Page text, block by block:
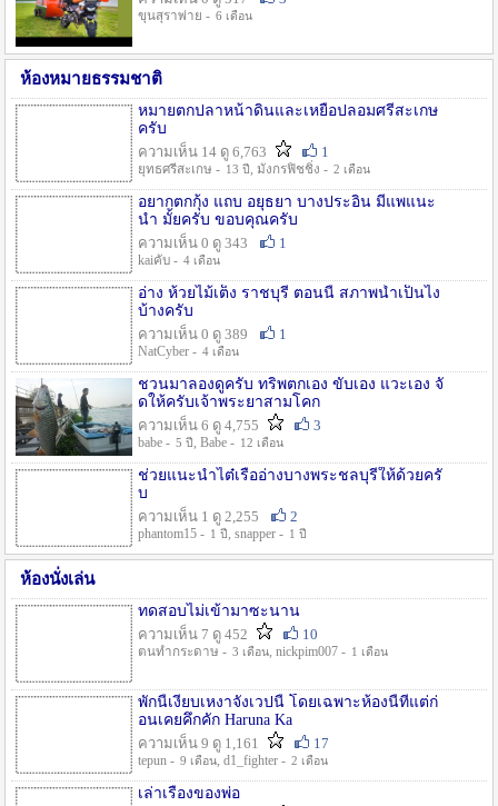
ขุนสุราพ่าย - 6 เดือน
ห้องหมายธรรมชาติ
หมายตกปลาหน้าดินและเหยื่อปลอมศรีสะเกษ
ครับ
ความเห็น 14 ดู 6,763
1
ยุทธศรีสะเกษ - 13 ปี , มังกรฟิชชิ่ง - 2 เดือน
อยากตกกุ้ง แถบ อยุธยา บางประอิน มีแพแนะ
นำ มั้ยครับ ขอบคุณครับ
ความเห็น 0 ดู 343
1
kaiคับ - 4 เดือน
อ่าง ห้วยไม้เต็ง ราชบุรี ตอนนี้ สภาพน้ำเป็นไง
บ้างครับ
ความเห็น 0 ดู 389
1
NatCyber - 4 เดือน
ชวนมาลองดูครับ ทริพตกเอง ขับเอง แวะเอง จั
ดให้ครับเจ้าพระยาสามโคก
ความเห็น 6 ดู 4,755
3
babe - 5 ปี , Babe - 12 เดือน
ช่วยแนะนำไต๋เรืออ่างบางพระชลบุรีให้ด้วยครั
บ
ความเห็น 1 ดู 2,255
2
phantom15 - 1 ปี , snapper - 1 ปี
ห้องนั่งเล่น
ทดสอบไม่เข้ามาซะนาน
ความเห็น 7 ดู 452
10
ตนทำกระดาษ - 3 เดือน, nickpim007 - 1 เดือน
พักนี้เงียบเหงาจังเวปนี้ โดยเฉพาะห้องนี้ที่แต่ก่
อนเคยคึกคัก Haruna Ka
ความเห็น 9 ดู 1,161
17
tepun - 9 เดือน, d1_fighter - 2 เดือน
เล่าเรื่องของพ่อ